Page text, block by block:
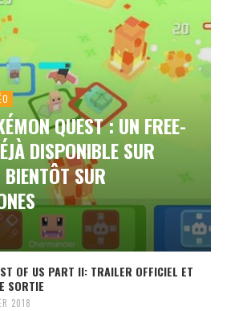
QUEST : UN FREE-
DISPONIBLE SUR
SUR
OF US PART II: TRAILER OFFICIEL ET
SORTIE
2018